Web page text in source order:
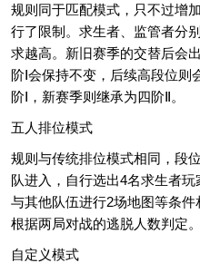
规则同于匹配模式，只不过增
行了限制。求生者、监管者分
求越高。新旧赛季的交替后会
阶Ⅰ会保持不变，后续高段位
阶Ⅰ，新赛季则继承为四阶Ⅱ。
五人排位模式
规则与传统排位模式相同，段
队进入，自行选出4名求生者
与其他队伍进行2场地图等条
根据两局对战的逃脱人数判定。
自定义模式